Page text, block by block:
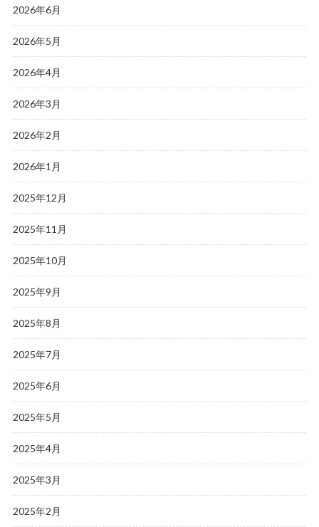
2026年6月
2026年5月
2026年4月
2026年3月
2026年2月
2026年1月
2025年12月
2025年11月
2025年10月
2025年9月
2025年8月
2025年7月
2025年6月
2025年5月
2025年4月
2025年3月
2025年2月